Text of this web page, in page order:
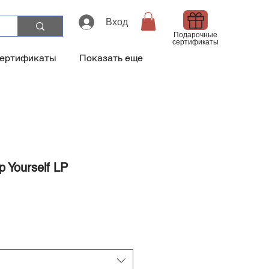
Вход
Подарочные
сертификаты
Показать еще
Yourself LP